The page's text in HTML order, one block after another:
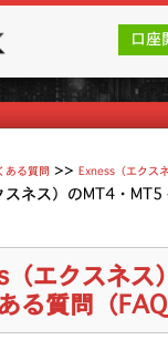
社（ブローカー
口座
くあるご質
ある質問 >>Exness（エクス
ネス）のMT4・MT5
エクスネス
る質問（FAQ